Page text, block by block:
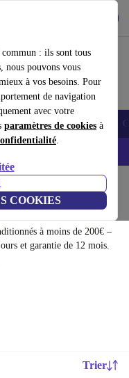
: ils sont tous
nous pouvons vous
à vos besoins. Pour
de navigation
avec votre
paramètres de cookies à
.
COOKIES
connectées Accessoires
IPHONEDEAL -
à moins de 200€ –
et garantie de 12 mois.
Trier